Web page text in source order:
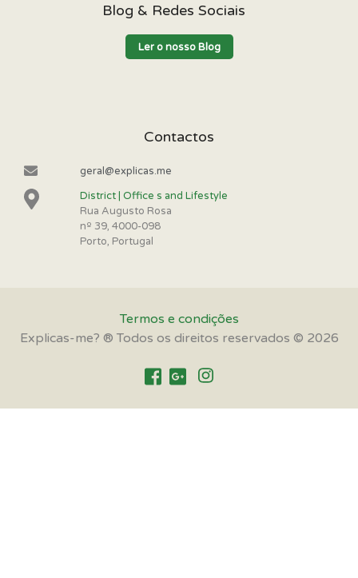
Blog & Redes Sociais
Ler o nosso Blog
Contactos
geral@explicas.me
District | Office s and Lifestyle
Rua Augusto Rosa
nº 39, 4000-098
Porto, Portugal
Termos e condições
Explicas-me? ® Todos os direitos reservados © 2026